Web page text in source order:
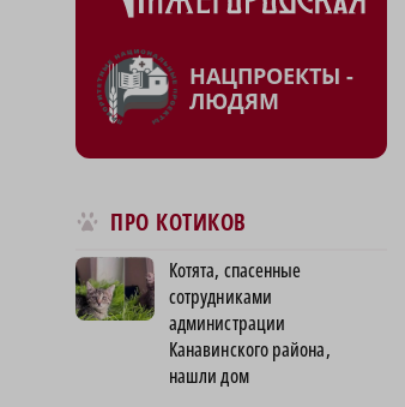
НАЦПРОЕКТЫ -
ЛЮДЯМ
ПРО КОТИКОВ
Котята, спасенные
сотрудниками
администрации
Канавинского района,
нашли дом